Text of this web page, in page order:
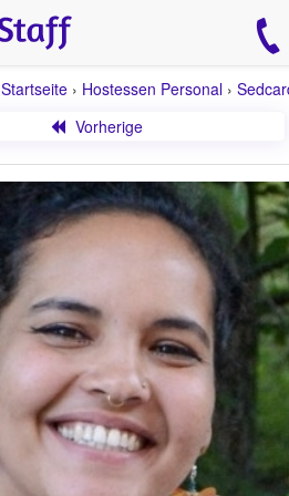
Startseite › Hostessen Personal ›
Vorherige